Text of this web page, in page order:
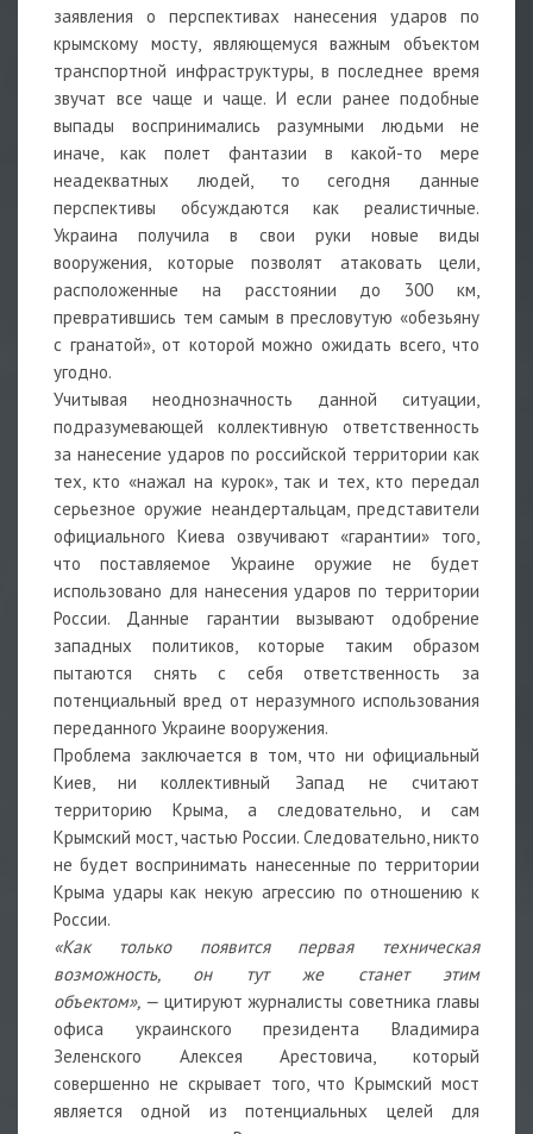
заявления о перспективах нанесения ударов по
крымскому мосту, являющемуся важным объектом
транспортной инфраструктуры, в последнее время
звучат все чаще и чаще. И если ранее подобные
выпады воспринимались разумными людьми не
иначе, как полет фантазии в какой-то мере
неадекватных людей, то сегодня данные
перспективы обсуждаются как реалистичные.
Украина получила в свои руки новые виды
вооружения, которые позволят атаковать цели,
расположенные на расстоянии до 300 км,
превратившись тем самым в пресловутую «обезьяну
с гранатой», от которой можно ожидать всего, что
угодно.
Учитывая неоднозначность данной ситуации,
подразумевающей коллективную ответственность
за нанесение ударов по российской территории как
тех, кто «нажал на курок», так и тех, кто передал
серьезное оружие неандертальцам, представители
официального Киева озвучивают «гарантии» того,
что поставляемое Украине оружие не будет
использовано для нанесения ударов по территории
России. Данные гарантии вызывают одобрение
западных политиков, которые таким образом
пытаются снять с себя ответственность за
потенциальный вред от неразумного использования
переданного Украине вооружения.
Проблема заключается в том, что ни официальный
Киев, ни коллективный Запад не считают
территорию Крыма, а следовательно, и сам
Крымский мост, частью России. Следовательно, никто
не будет воспринимать нанесенные по территории
Крыма удары как некую агрессию по отношению к
России.
«Как только появится первая техническая
возможность, он тут же станет этим
объектом», — цитируют журналисты советника главы
офиса украинского президента Владимира
Зеленского Алексея Арестовича, который
совершенно не скрывает того, что Крымский мост
является одной из потенциальных целей для